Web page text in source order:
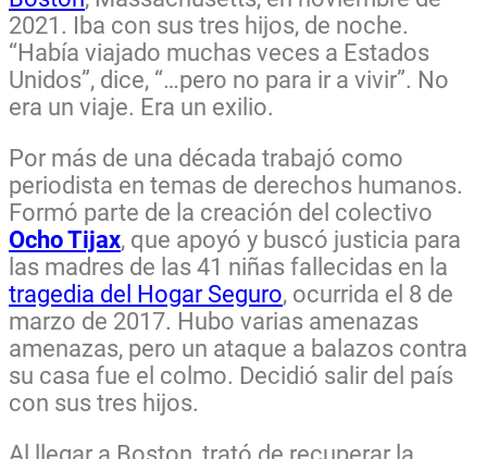
2021. Iba con sus tres hijos, de noche.
“Había viajado muchas veces a Estados
Unidos”, dice, “…pero no para ir a vivir”. No
era un viaje. Era un exilio.
Por más de una década trabajó como
periodista en temas de derechos humanos.
Formó parte de la creación del colectivo
Ocho Tijax, que apoyó y buscó justicia para
las madres de las 41 niñas fallecidas en la
tragedia del Hogar Seguro, ocurrida el 8 de
marzo de 2017. Hubo varias amenazas
amenazas, pero un ataque a balazos contra
su casa fue el colmo. Decidió salir del país
con sus tres hijos.